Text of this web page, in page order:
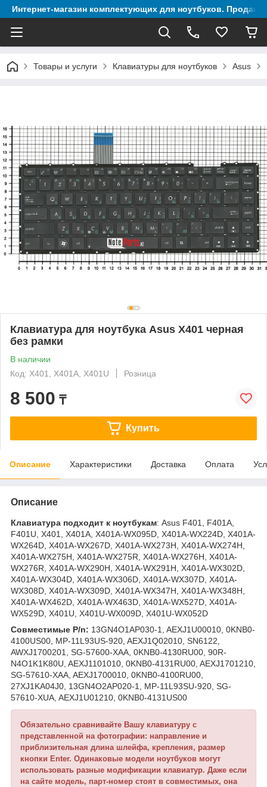
Интернет-магазин комплектующих для ноутбуков. Продажа
Товары и услуги Клавиатуры для ноутбуков Asus
Клавиатура для ноутбука Asus X401 черная
без рамки
В наличии
Код: X401, X401A, X401U
Розница
8 500 ₸
Купить
Описание Характеристики Доставка Оплата
Описание
Клавиатура подходит к ноутбукам: Asus F401, F401A,
F401U, X401, X401A, X401A-WX095D, X401A-WX224D, X401A-
WX264D, X401A-WX267D, X401A-WX273H, X401A-WX274H,
X401A-WX275H, X401A-WX275R, X401A-WX276H, X401A-
WX276R, X401A-WX290H, X401A-WX291H, X401A-WX302D,
X401A-WX304D, X401A-WX306D, X401A-WX307D, X401A-
WX308D, X401A-WX309D, X401A-WX347H, X401A-WX348H,
X401A-WX462D, X401A-WX463D, X401A-WX527D, X401A-
WX529D, X401U, X401U-WX009D, X401U-WX052D
Совместимые P/n: 13GN4O1AP030-1, AEXJ1U00010, 0KNB0-
4100US00, MP-11L93US-920, AEXJ1Q02010, SN6122,
AWXJ1700201, SG-57600-XAA, 0KNB0-4130RU00, 90R-
N4O1K1K80U, AEXJ1101010, 0KNB0-4131RU00, AEXJ1701210,
SG-57610-XAA, AEXJ1700010, 0KNB0-4100RU00,
27XJ1KA04J0, 13GN4O2AP020-1, MP-11L93SU-920, SG-
57610-XUA, AEXJ1U01210, 0KNB0-4131US00
Обязательно сравнивайте Вашу клавиатуру с
представленной на фотографии: направление и
приблизительная длина шлейфа, крепления, размер
кнопки Enter. Одинаковые модели ноутбуков могут
использовать разные модификации клавиатур. Даже если
на сайте модель, парт-номер стоят в совместимых, она